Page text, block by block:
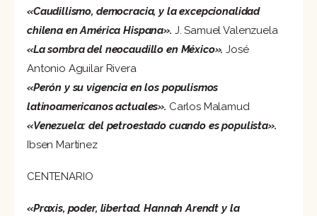
«Caudillismo, democracia, y la excepcionalidad
chilena en América Hispana». J. Samuel Valenzuela
«La sombra del neocaudillo en México». José
Antonio Aguilar Rivera
«Perón y su vigencia en los populismos
latinoamericanos actuales». Carlos Malamud
«Venezuela: del petroestado cuando es populista».
Ibsen Martínez
CENTENARIO
«Praxis, poder, libertad. Hannah Arendt y la